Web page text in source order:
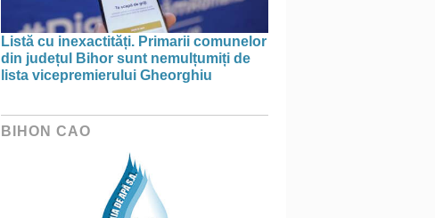
Listă cu inexactități. Primarii comunelor
din județul Bihor sunt nemulțumiți de
lista vicepremierului Gheorghiu
BIHON CAO